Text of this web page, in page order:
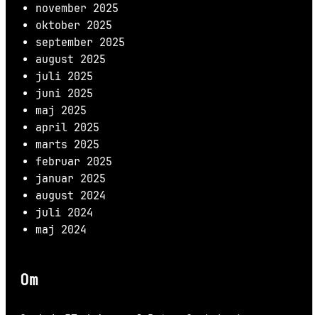
november 2025
oktober 2025
september 2025
august 2025
juli 2025
juni 2025
maj 2025
april 2025
marts 2025
februar 2025
januar 2025
august 2024
juli 2024
maj 2024
Om